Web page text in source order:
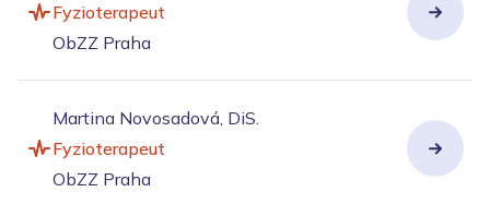
Fyzioterapeut
ObZZ Praha
Martina Novosadová, DiS.
Fyzioterapeut
ObZZ Praha